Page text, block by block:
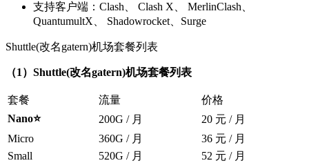
支持客户端：Clash、 Clash X、 MerlinClash、
QuantumultX、 Shadowrocket、Surge
Shuttle(改名gatern)机场套餐列表
（1）Shuttle(改名gatern)机场套餐列表
套餐 流量
价格
Nano⭐
200G / 月
20 元 / 月
Micro
360G / 月
36 元 / 月
Small
520G / 月
52 元 / 月